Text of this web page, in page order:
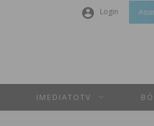
Login
Senha
IMEDIATOTV